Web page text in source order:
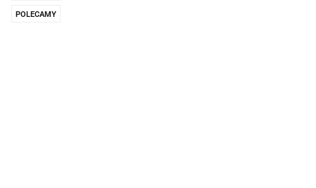
POLECAMY